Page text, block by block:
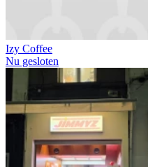
Izy Coffee
Nu gesloten